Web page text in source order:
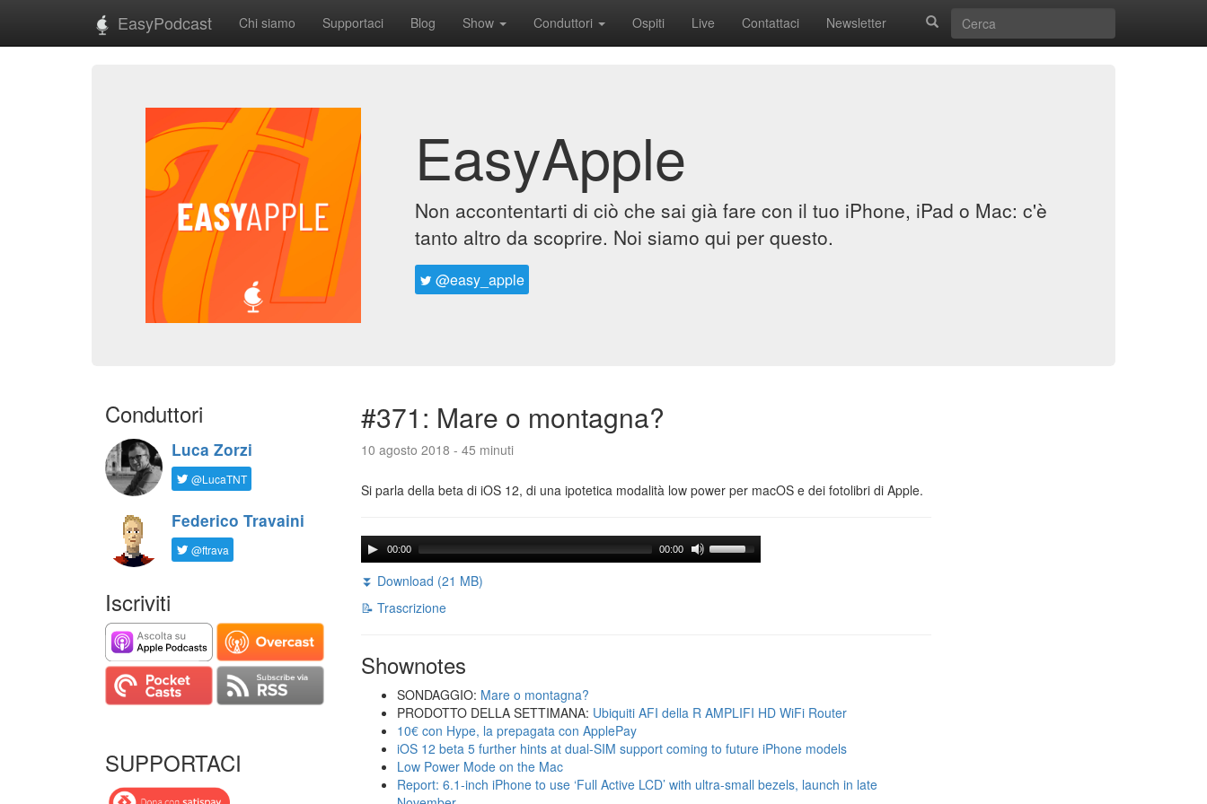
EasyPodcast Chi siamo Supportaci Blog Show Conduttori Ospiti Live Contattaci Newsletter
EasyApple
Non accontentarti di ciò che sai già fare con il tuo iPhone, iPad o Mac: c'è
tanto altro da scoprire. Noi siamo qui per questo.
@easy_apple
Conduttori
Luca Zorzi
@LucaTNT
Federico Travaini
@ftrava
Iscriviti
SUPPORTACI
#371: Mare o montagna?
10 agosto 2018 - 45 minuti
Si parla della beta di iOS 12, di una ipotetica modalità low power per macOS e dei fotolibri di Apple.
00:00 00:00
⏬ Download (21 MB)
📝 Trascrizione
Shownotes
SONDAGGIO: Mare o montagna?
PRODOTTO DELLA SETTIMANA: Ubiquiti AFI della R AMPLIFI HD WiFi Router
10€ con Hype, la prepagata con ApplePay
iOS 12 beta 5 further hints at dual-SIM support coming to future iPhone models
Low Power Mode on the Mac
Report: 6.1-inch iPhone to use ‘Full Active LCD’ with ultra-small bezels, launch in late